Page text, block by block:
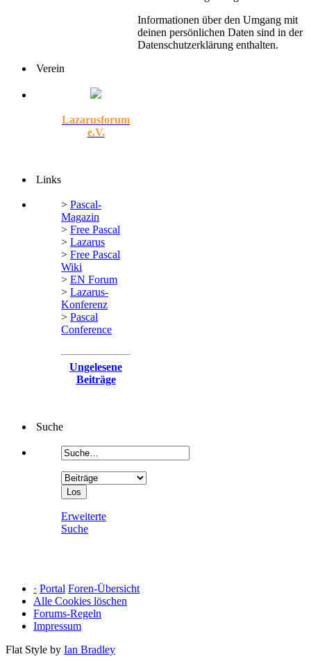
Informationen über den Umgang mit
deinen persönlichen Daten sind in der
Datenschutzerklärung enthalten.
Verein
Lazarusforum
e.V.
Links
> Pascal-
Magazin
> Free Pascal
> Lazarus
> Free Pascal
Wiki
> EN Forum
> Lazarus-
Konferenz
> Pascal
Conference
Ungelesene
Beiträge
Suche
Erweiterte
Suche
· Portal Foren-Übersicht
Alle Cookies löschen
Forums-Regeln
Impressum
Flat Style by Ian Bradley